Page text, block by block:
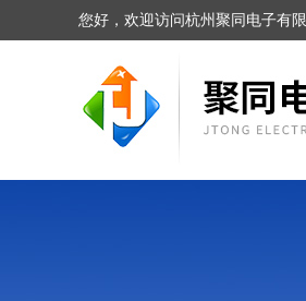
您好，欢迎访问杭州聚同电子有限